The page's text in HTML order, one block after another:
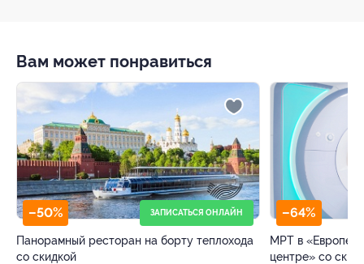
Вам может понравиться
–50% ЗАПИСАТЬСЯ ОНЛАЙН
Панорамный ресторан на борту теплохода
со скидкой
–64%
МРТ в
центре» со